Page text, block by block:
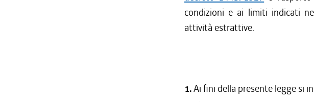
condizioni e ai limiti indicati
attività estrattive.
1.Ai fini della presente legge si